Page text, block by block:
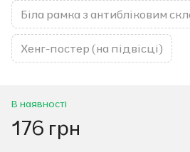
Біла рамка з антибліковим
Хенг-постер (на підвісці)
В наявності
176 грн